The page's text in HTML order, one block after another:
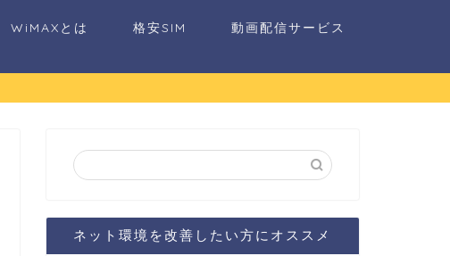
WiMAXとは 格安SIM 動画配信サービス
ネット環境を改善したい方にオススメ